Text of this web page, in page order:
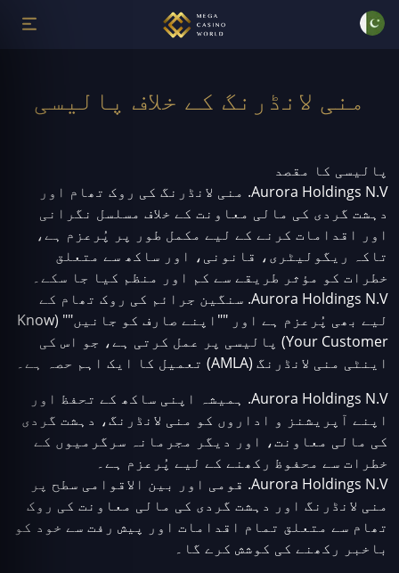
منی لانڈرنگ کے خلاف پالیسی
پالیسی کا مقصد
Aurora Holdings N.V. منی لانڈرنگ کی روک تھام اور
دہشت گردی کی مالی معاونت کے خلاف مسلسل نگرانی
اور اقدامات کرنے کے لیے مکمل طور پر پُرعزم ہے،
تاکہ ریگولیٹری، قانونی، اور ساکھ سے متعلق
خطرات کو مؤثر طریقے سے کم اور منظم کیا جا سکے۔
Aurora Holdings N.V. سنگین جرائم کی روک تھام کے
لیے بھی پُرعزم ہے اور ""اپنے صارف کو جانیں"" (Know
Your Customer) پالیسی پر عمل کرتی ہے، جو اس کی
اینٹی منی لانڈرنگ (AMLA) تعمیل کا ایک اہم حصہ ہے۔
Aurora Holdings N.V. ہمیشہ اپنی ساکھ کے تحفظ اور
اپنے آپریشنز و اداروں کو منی لانڈرنگ، دہشت گردی
کی مالی معاونت، اور دیگر مجرمانہ سرگرمیوں کے
خطرات سے محفوظ رکھنے کے لیے پُرعزم ہے۔
Aurora Holdings N.V. قومی اور بین الاقوامی سطح پر
منی لانڈرنگ اور دہشت گردی کی مالی معاونت کی روک
تھام سے متعلق تمام اقدامات اور پیش رفت سے خود کو
باخبر رکھنے کی کوشش کرے گا۔